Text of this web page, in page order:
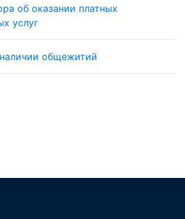
об оказании платных
услуг
общежитий